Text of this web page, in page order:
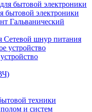
бытовой электроники
Гальванический
Сетевой шнур питания
техники
и систем